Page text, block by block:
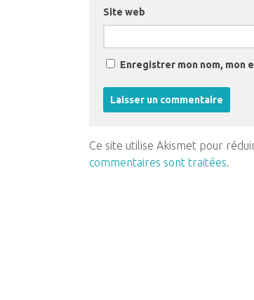
Site web
Enregistrer mon nom, mon
Ce site utilise Akismet pour
commentaires sont traitées.